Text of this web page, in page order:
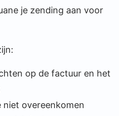
je zending aan voor
op de factuur en het
niet overeenkomen